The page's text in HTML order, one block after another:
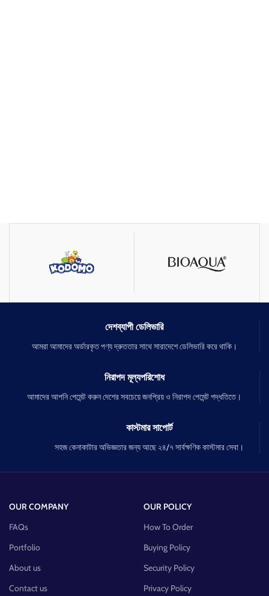
দেশব্যাপী ডেলিভারি
আমরা আমাদের অর্ডারকৃত পণ্য দ্রুততার সাথে সারাদেশে ডেলিভারি করে থাকি।
নিরাপদ মূল্যপরিশোধ
আমাদের আপনি পেমেন্ট করুন দেশের সবচেয়ে জনপ্রিয় ও নিরাপদ পেমেন্ট পদ্ধতিতে।
কাস্টমার সাপোর্ট
সহজ কেনাকাটার অভিজ্ঞতার জন্য আছে ২৪/৭ সার্বক্ষণিক কাস্টমার সেবা।
OUR COMPANY
FAQs
Portfolio
About us
Contact us
OUR POLICY
How To Order
Buying Policy
Security Policy
Privacy Policy